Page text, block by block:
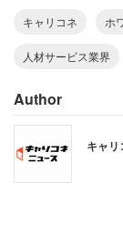
間の上限を設
を上げることに
女性の活躍も推
女性の割合は
も達している。
キャリコネ ホ
人材サービス業界
Author
キャ